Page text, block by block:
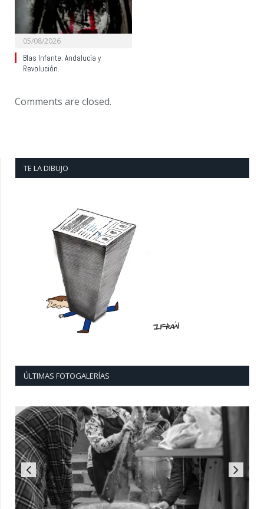
05/08/2026
Blas Infante: Andalucía y
Revolución.
Comments are closed.
TE LA DIBUJO
ÚLTIMAS FOTOGALERÍAS